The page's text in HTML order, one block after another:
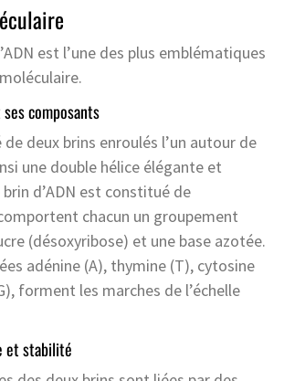
est l’une des plus emblématiques
composants
de deux brins enroulés l’un autour de
une double hélice élégante et
d’ADN est constitué de
chacun un groupement
(désoxyribose) et une base azotée.
adénine (A), thymine (T), cytosine
forment les marches de l’échelle
et stabilité